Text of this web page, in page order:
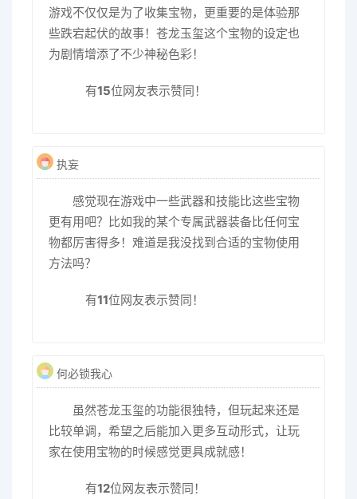
游戏不仅仅是为了收集宝物，更重要的是体验那
些跌宕起伏的故事！苍龙玉玺这个宝物的设定也
为剧情增添了不少神秘色彩！
有15位网友表示赞同！
执妄
感觉现在游戏中一些武器和技能比这些宝物
更有用吧？比如我的某个专属武器装备比任何宝
物都厉害得多！难道是我没找到合适的宝物使用
方法吗？
有11位网友表示赞同！
何必锁我心
虽然苍龙玉玺的功能很独特，但玩起来还是
比较单调，希望之后能加入更多互动形式，让玩
家在使用宝物的时候感觉更具成就感！
有12位网友表示赞同！